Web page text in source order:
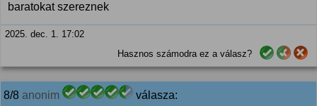
baratokat szereznek
2025. dec. 1. 17:02
Hasznos számodra ez a válasz?
8/8 anonim válasza: